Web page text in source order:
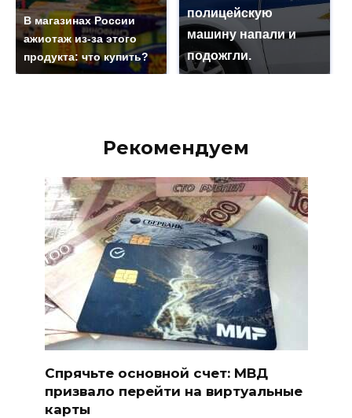
В магазинах России
ажиотаж из-за этого
продукта: что купить?
полицейскую
машину напали и
подожгли.
Рекомендуем
Спрячьте основной счет: МВД
призвало перейти на виртуальные
карты